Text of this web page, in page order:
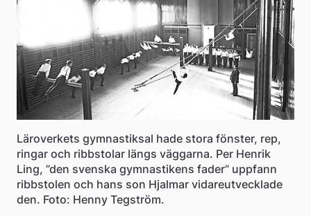
Läroverkets gymnastiksal hade stora fönster, rep,
ringar och ribbstolar längs väggarna. Per Henrik
Ling, ”den svenska gymnastikens fader” uppfann
ribbstolen och hans son Hjalmar vidareutvecklade
den. Foto: Henny Tegström.